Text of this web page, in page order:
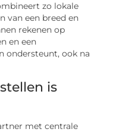
zo lokale
van een breed en
rekenen op
en een
ondersteunt, ook na
is
met centrale